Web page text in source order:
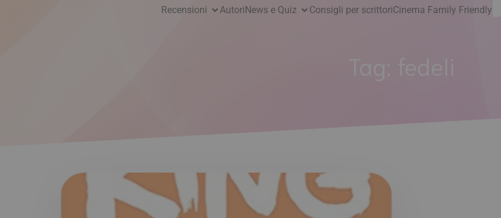
Recensioni AutoriNews e Quiz Consigli per scrittoriCinema Family Friendlyper: